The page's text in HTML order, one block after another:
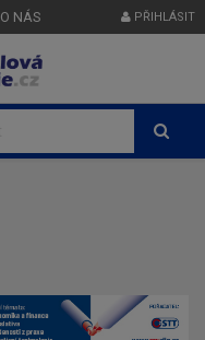
O NÁS PŘIHLÁSIT